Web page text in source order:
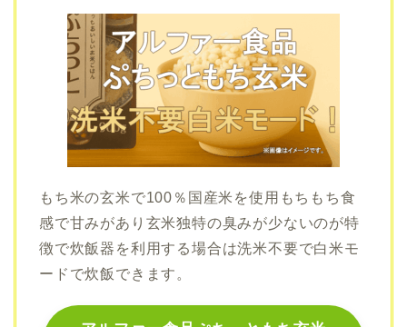
もち米の玄米で100％国産米を使用もちもち食
感で甘みがあり玄米独特の臭みが少ないのが特
徴で炊飯器を利用する場合は洗米不要で白米モ
ードで炊飯できます。